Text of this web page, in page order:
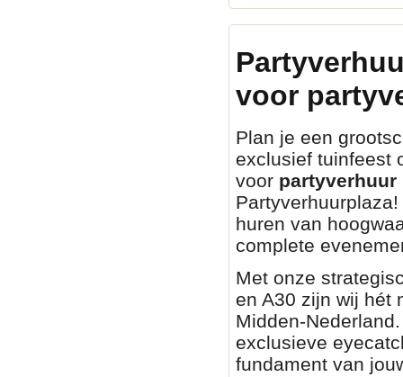
voor
Plan je een
exclusief tuinfeest
voor partyverhuur
huren van
complete
Met onze
en A30 zijn wij hét
Midden-
exclusieve
fundament van